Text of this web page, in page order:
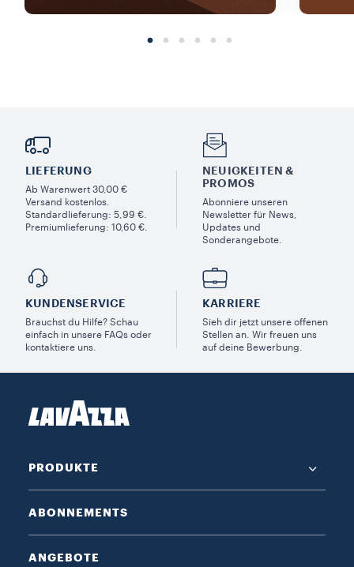
LIEFERUNG
Ab Warenwert 30,00 €
Versand kostenlos.
Standardlieferung: 5,99 €.
Premiumlieferung: 10,60 €.
NEUIGKEITEN &
PROMOS​
Abonniere unseren
Newsletter für News,
Updates und
Sonderangebote.
KUNDENSERVICE​
Brauchst du Hilfe? Schau
einfach in unsere FAQs oder
kontaktiere uns.
KARRIERE
Sieh dir jetzt unsere offenen
Stellen an. Wir freuen uns
auf deine Bewerbung.
PRODUKTE
ABONNEMENTS
ANGEBOTE